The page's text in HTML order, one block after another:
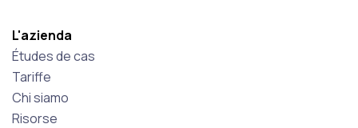
L'azienda
Études de cas
Tariffe
Chi siamo
Risorse